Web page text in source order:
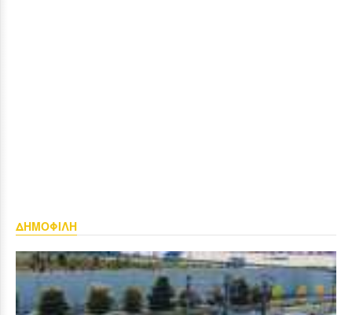
ΔΗΜΟΦΙΛΗ